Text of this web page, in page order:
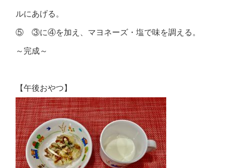
ルにあげる。
⑤ ③に④を加え、マヨネーズ・塩で味を調える。
～完成～
【午後おやつ】